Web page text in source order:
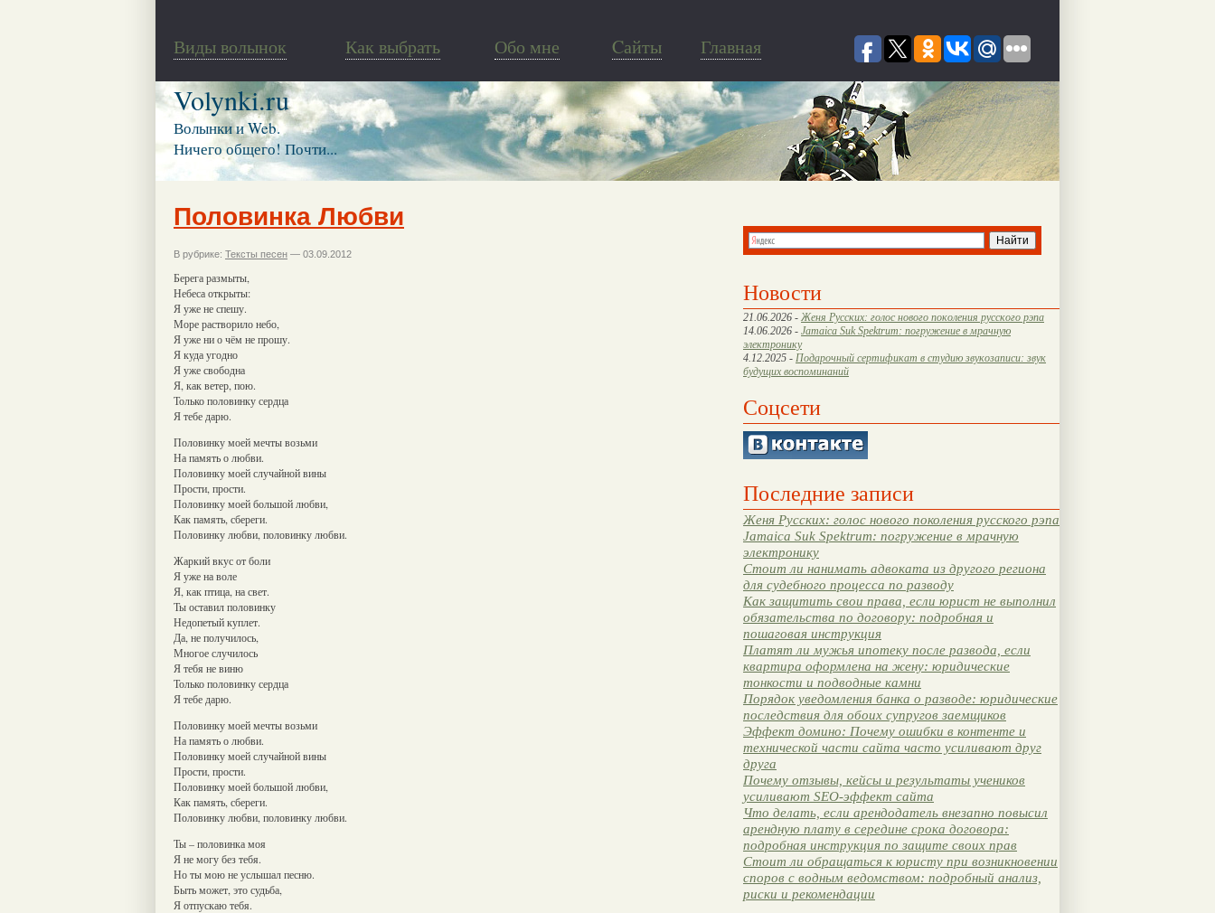
Виды волынок Как выбрать Обо мне Cайты Главная
Volynki.ru
Волынки и Web.
Ничего общего! Почти...
Новости
21.06.2026 - Женя Русских: голос нового поколения русского рэпа
14.06.2026 - Jamaica Suk Spektrum: погружение в мрачную
электронику
4.12.2025 - Подарочный сертификат в студию звукозаписи: звук
будущих воспоминаний
Соцсети
Последние записи
Женя Русских: голос нового поколения русского рэпа
Jamaica Suk Spektrum: погружение в мрачную
электронику
Стоит ли нанимать адвоката из другого региона
для судебного процесса по разводу
Как защитить свои права, если юрист не выполнил
обязательства по договору: подробная и
пошаговая инструкция
Платят ли мужья ипотеку после развода, если
квартира оформлена на жену: юридические
тонкости и подводные камни
Порядок уведомления банка о разводе: юридические
последствия для обоих супругов заемщиков
Эффект домино: Почему ошибки в контенте и
технической части сайта часто усиливают друг
друга
Почему отзывы, кейсы и результаты учеников
усиливают SEO-эффект сайта
Что делать, если арендодатель внезапно повысил
арендную плату в середине срока договора:
подробная инструкция по защите своих прав
Стоит ли обращаться к юристу при возникновении
споров с водным ведомством: подробный анализ,
риски и рекомендации
Половинка Любви
В рубрике: Тексты песен — 03.09.2012
Берега размыты,
Небеса открыты:
Я уже не спешу.
Море растворило небо,
Я уже ни о чём не прошу.
Я куда угодно
Я уже свободна
Я, как ветер, пою.
Только половинку сердца
Я тебе дарю.
Половинку моей мечты возьми
На память о любви.
Половинку моей случайной вины
Прости, прости.
Половинку моей большой любви,
Как память, сбереги.
Половинку любви, половинку любви.
Жаркий вкус от боли
Я уже на воле
Я, как птица, на свет.
Ты оставил половинку
Недопетый куплет.
Да, не получилось,
Многое случилось
Я тебя не виню
Только половинку сердца
Я тебе дарю.
Половинку моей мечты возьми
На память о любви.
Половинку моей случайной вины
Прости, прости.
Половинку моей большой любви,
Как память, сбереги.
Половинку любви, половинку любви.
Ты – половинка моя
Я не могу без тебя.
Но ты мою не услышал песню.
Быть может, это судьба,
Я отпускаю тебя.